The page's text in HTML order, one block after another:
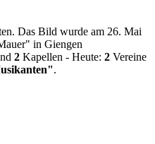
Das Bild wurde am 26. Mai
in Giengen
2 Kapellen - Heute: 2 Vereine
.